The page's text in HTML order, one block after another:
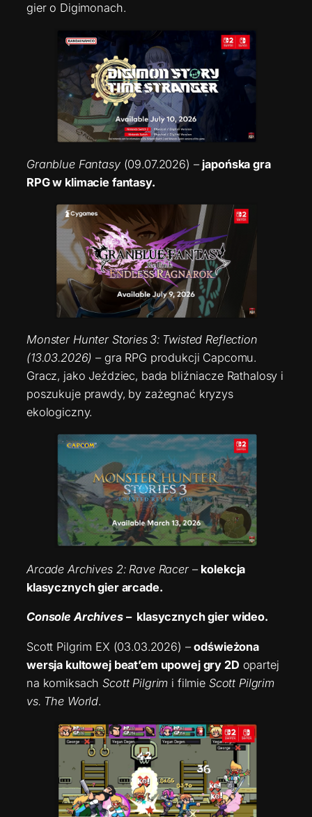
gier o Digimonach.
Granblue Fantasy(09.07.2026) – japońska gra
RPG w klimacie fantasy.
Monster Hunter Stories 3: Twisted Reflection
(13.03.2026) – gra RPG produkcji Capcomu.
Gracz, jako Jeździec, bada bliźniacze Rathalosy i
poszukuje prawdy, by zażegnać kryzys
ekologiczny.
Arcade Archives 2: Rave Racer– kolekcja
klasycznych gier arcade.
Console Archives– klasycznych gier wideo.
Scott Pilgrim EX (03.03.2026) –odświeżona
wersja kultowej beat’em upowej gry 2D opartej
na komiksachScott Pilgrim i filmie Scott Pilgrim
vs. The World.